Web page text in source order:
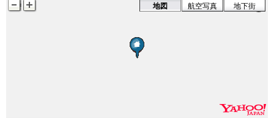
地図 航空写真 地下街